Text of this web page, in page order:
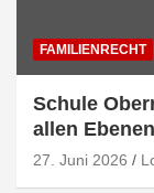
FAMILIENRECHT
Schule
allen Ebenen
27. Juni 2026